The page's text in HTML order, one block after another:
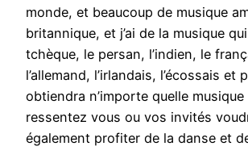
monde, et beaucoup de musique
britannique, et j’ai de la musique
tchèque, le persan, l’indien, le
l’allemand, l’irlandais, l’écossais et
obtiendra n’importe quelle musique
ressentez vous ou vos invités
également profiter de la danse et